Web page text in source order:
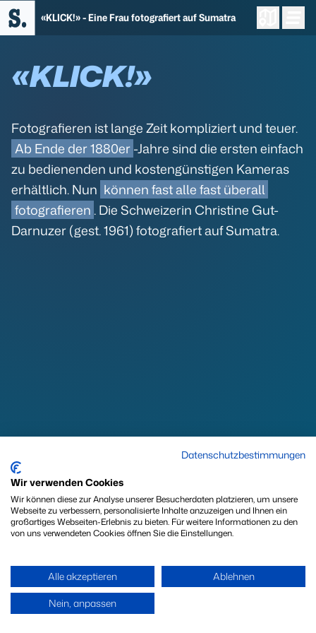
«KLICK!» - Eine Frau fotografiert auf Sumatra
«KLICK!»
Fotografieren ist lange Zeit kompliziert und teuer.
Ab Ende der 1880er -Jahre sind die ersten einfach
zu bedienenden und kostengünstigen Kameras
erhältlich. Nun können fast alle fast überall
fotografieren . Die Schweizerin Christine Gut-
Darnuzer (gest. 1961) fotografiert auf Sumatra.
Datenschutzbestimmungen
Wir verwenden Cookies
Wir können diese zur Analyse unserer Besucherdaten platzieren, um unsere
Webseite zu verbessern, personalisierte Inhalte anzuzeigen und Ihnen ein
großartiges Webseiten-Erlebnis zu bieten. Für weitere Informationen zu den
von uns verwendeten Cookies öffnen Sie die Einstellungen.
Alle akzeptieren
Ablehnen
Nein, anpassen